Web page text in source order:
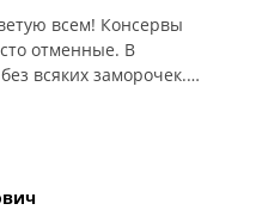
всем! Консервы
отменные. В
всяких заморочек.
и не пожалел